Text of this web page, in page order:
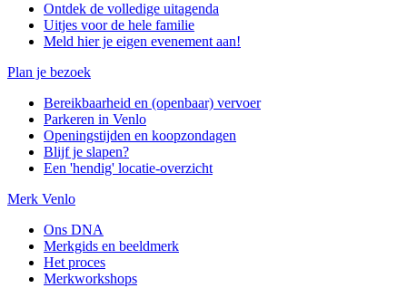
Ontdek de volledige uitagenda
Uitjes voor de hele familie
Meld hier je eigen evenement aan!
Plan je bezoek
Bereikbaarheid en (openbaar) vervoer
Parkeren in Venlo
Openingstijden en koopzondagen
Blijf je slapen?
Een 'hendig' locatie-overzicht
Merk Venlo
Ons DNA
Merkgids en beeldmerk
Het proces
Merkworkshops